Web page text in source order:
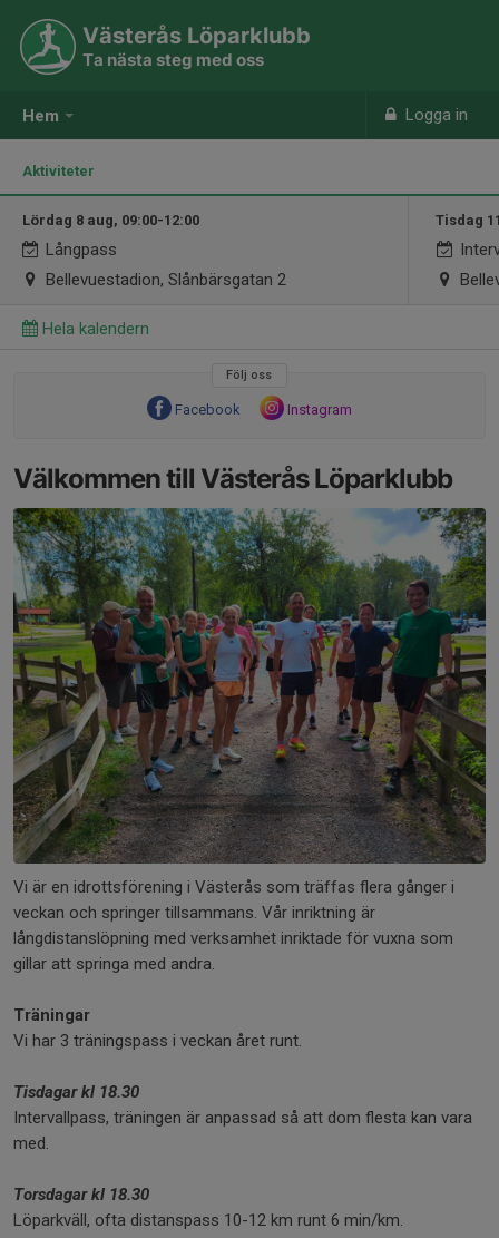
Hem Logga in
Västerås Löparklubb
Ta nästa steg med oss
Aktiviteter
Lördag 8 aug, 09:00-12:00
Långpass
Bellevuestadion, Slånbärsgatan 2
Tisdag
Hela kalendern
Följ oss
Facebook Instagram
Välkommen till Västerås Löparklubb
Vi är en idrottsförening i Västerås som träffas flera gånger i
veckan och springer tillsammans. Vår inriktning är
långdistanslöpning med verksamhet inriktade för vuxna som
gillar att springa med andra.
Träningar
Vi har 3 träningspass i veckan året runt.
Tisdagar kl 18.30
Intervallpass, träningen är anpassad så att dom flesta kan vara
med.
Torsdagar kl 18.30
Löparkväll, ofta distanspass 10-12 km runt 6 min/km.